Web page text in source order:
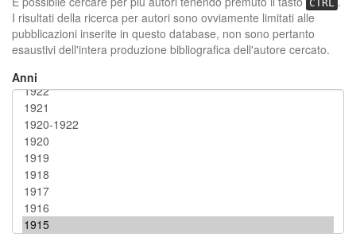
CTRL
I risultati della ricerca per autori sono ovviamente limitati alle
pubblicazioni inserite in questo database, non sono pertanto
esaustivi dell'intera produzione bibliografica dell'autore cercato.
Anni